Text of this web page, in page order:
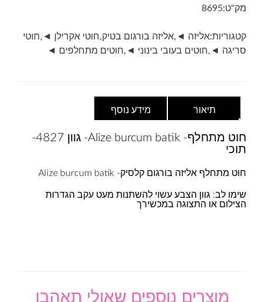
תוכי
מק"ט:8695
קטגוריות:אליזה ◄ ,אליזה בורגום בטיק,חוטי אקרילן ◄ ,חוטי
סריגה ◄ ,חוטים בעובי בינוני ◄ ,חוטים מתחלפים ◄
תיאור מידע נוסף
חוט מתחלף- Alize burcum batik- גוון 4827-
תוכי
חוט מתחלף אליזה בורגום קלסיק- Alize burcum batik
שימו לב: גוון הצבע עשוי להשתנות מעט עקב הגדרות
הצילום או התצוגה במכשירך
מוצרים נוספים שאולי תאהבו